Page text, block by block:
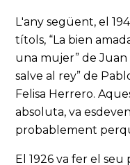
L'any següent, el
títols, “La bien
una mujer” de Juan
salve al rey” de
Felisa Herrero.
absoluta, va
probablement
El 1926 va fer el